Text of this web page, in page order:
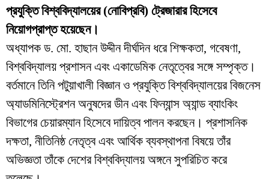
প্রযুক্তি বিশ্ববিদ্যালয়ের (নোবিপ্রবি) ট্রেজারার হিসেবে
নিয়োগপ্রাপ্ত হয়েছেন।
অধ্যাপক ড. মো. হাছান উদ্দীন দীর্ঘদিন ধরে শিক্ষকতা, গবেষণা,
বিশ্ববিদ্যালয় প্রশাসন এবং একাডেমিক নেতৃত্বের সঙ্গে সম্পৃক্ত।
বর্তমানে তিনি পটুয়াখালী বিজ্ঞান ও প্রযুক্তি বিশ্ববিদ্যালয়ের বিজনেস
অ্যাডমিনিস্ট্রেশন অনুষদের ডীন এবং ফিন্যান্স অ্যান্ড ব্যাংকিং
বিভাগের চেয়ারম্যান হিসেবে দায়িত্ব পালন করছেন। প্রশাসনিক
দক্ষতা, নীতিনিষ্ঠ নেতৃত্ব এবং আর্থিক ব্যবস্থাপনা বিষয়ে তাঁর
অভিজ্ঞতা তাঁকে দেশের বিশ্ববিদ্যালয় অঙ্গনে সুপরিচিত করে